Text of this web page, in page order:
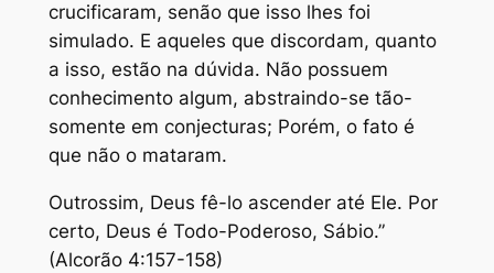
crucificaram, senão que isso lhes foi
simulado. E aqueles que discordam, quanto
a isso, estão na dúvida. Não possuem
conhecimento algum, abstraindo-se tão-
somente em conjecturas; Porém, o fato é
que não o mataram.
Outrossim, Deus fê-lo ascender até Ele. Por
certo, Deus é Todo-Poderoso, Sábio.”
(Alcorão 4:157-158)